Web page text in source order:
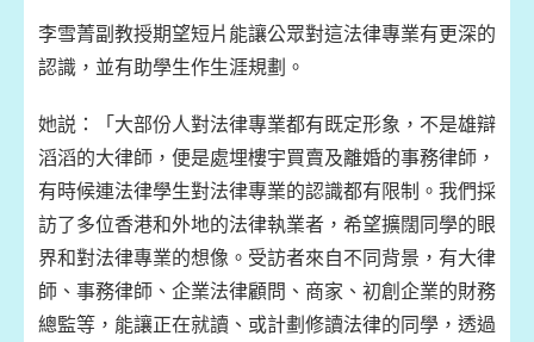
李雪菁副教授期望短片能讓公眾對這法律專業有更深的
認識，並有助學生作生涯規劃。
她説：「大部份人對法律專業都有既定形象，不是雄辯
滔滔的大律師，便是處埋樓宇買賣及離婚的事務律師，
有時候連法律學生對法律專業的認識都有限制。我們採
訪了多位香港和外地的法律執業者，希望擴闊同學的眼
界和對法律專業的想像。受訪者來自不同背景，有大律
師、事務律師、企業法律顧問、商家、初創企業的財務
總監等，能讓正在就讀、或計劃修讀法律的同學，透過